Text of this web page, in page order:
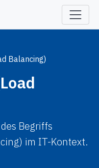
Balancing)
Begriffs
im IT-Kontext.